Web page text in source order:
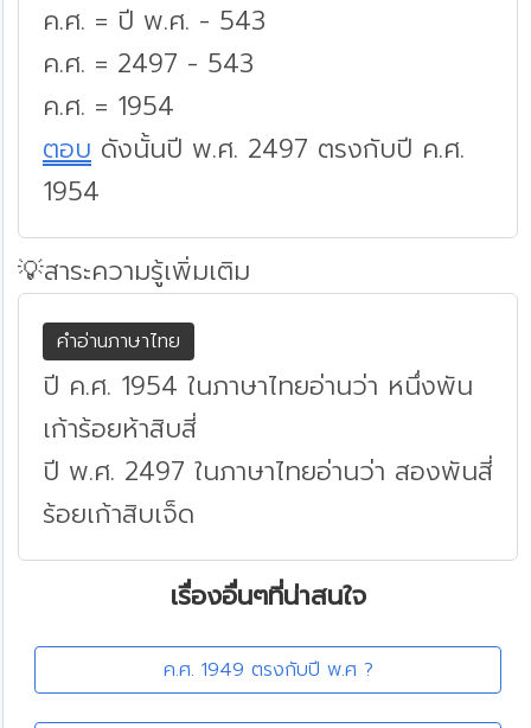
ค.ศ. = ปี พ.ศ. - 543
ค.ศ. = 2497 - 543
ค.ศ. = 1954
ตอบ ดังนั้นปี พ.ศ. 2497 ตรงกับปี ค.ศ.
1954
💡สาระความรู้เพิ่มเติม
คำอ่านภาษาไทย
ปี ค.ศ. 1954 ในภาษาไทยอ่านว่า หนึ่งพัน
เก้าร้อยห้าสิบสี่
ปี พ.ศ. 2497 ในภาษาไทยอ่านว่า สองพันสี่
ร้อยเก้าสิบเจ็ด
เรื่องอื่นๆที่น่าสนใจ
ค.ศ. 1949 ตรงกับปี พ.ศ ?